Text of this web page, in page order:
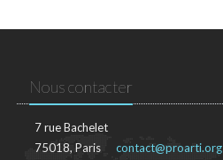
Nous contacter
7 rue Bachelet
75018, Paris
contact@proarti.org